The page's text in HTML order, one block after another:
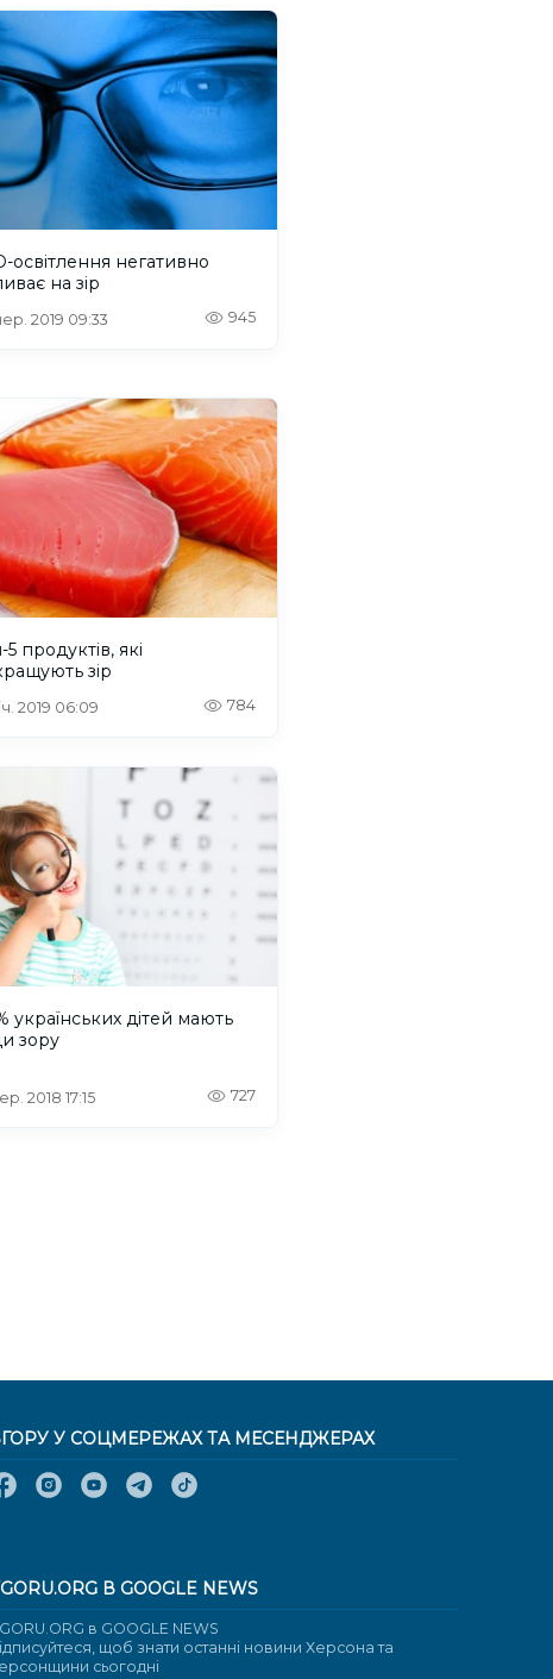
освітлення негативно
на зір
2019 09:33 945
5 продуктів, які
зір
2019 06:09 784
українських дітей мають
зору
2018 17:15 727
У СОЦМЕРЕЖАХ ТА МЕСЕНДЖЕРАХ
В GOOGLE NEWS
в GOOGLE NEWS
щоб знати останні новини Херсона та
сьогодні